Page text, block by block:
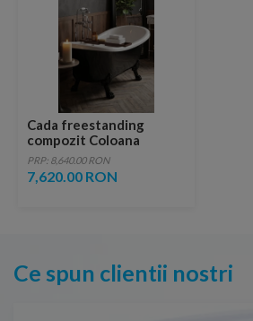
Cada freestanding
compozit Coloana
Mirabella 175x80.5 cm
negru lucios
PRP: 8,640.00 RON
7,620.00 RON
Ce spun clientii nostri